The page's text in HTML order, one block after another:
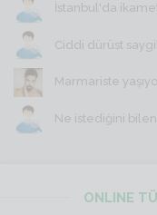
İstanbul'da
Ciddi dürüst
Marmariste
Ne istediğini
ONLINE